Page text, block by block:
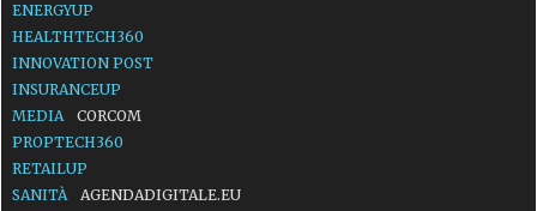
ENERGYUP
HEALTHTECH360
INNOVATION POST
INSURANCEUP
MEDIA
CORCOM
PROPTECH360
RETAILUP
SANITÀ
AGENDADIGITALE.EU